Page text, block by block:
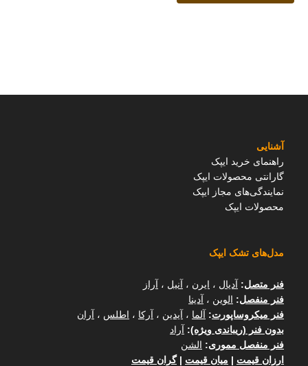
آشنایی
راهنمای خرید ایپک
گارانتی محصولات ایپک
نمایندگی‌های مجاز ایپک
محصولات ایپک
مدل‌های تشک ایپک
فنر متصل: آدیال ، ایرن ، آنیل ،
آراز
فنر منفصل: الوین ، آدینا
فنر میکروساپورت: آلما ، آیدین ، آرکا ، اطلس ،
آران
بدون فنر (ریباندی ویژه):
آراد
فنر منفصل مموری:
الشن
ارزان قیمت
میان قیمت |گران قیمت